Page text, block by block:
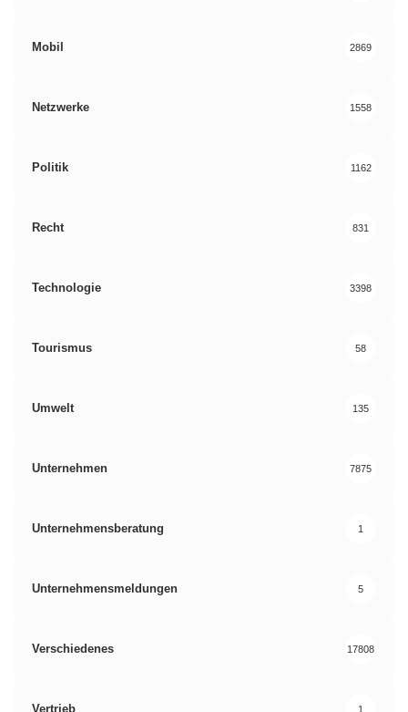
Mobil 2869
Netzwerke 1558
Politik 1162
Recht 831
Technologie 3398
Tourismus 58
Umwelt 135
Unternehmen 7875
Unternehmensberatung 1
Unternehmensmeldungen 5
Verschiedenes 17808
Vertrieb 1